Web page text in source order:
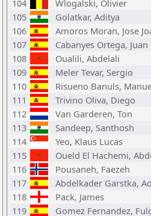
104
Wlogalski, Olivier
105
Golatkar, Aditya
106
Amoros Moran, Jose
107
Cabanyes Ortega, Juan
108
Oualili, Abdelali
109
Meler Tevar, Sergio
110
Risueno Banuls,
111
Trivino Oliva, Diego
112
Van Garderen, Ton
113
Sandeep, Santhosh
114
Yeo, Klaus Lucas
115
Oueld El Hachemi,
116
Pousaneh, Faezeh
117
Abdelkader Garstka,
118
Pack, James
119
Gomez Fernandez,